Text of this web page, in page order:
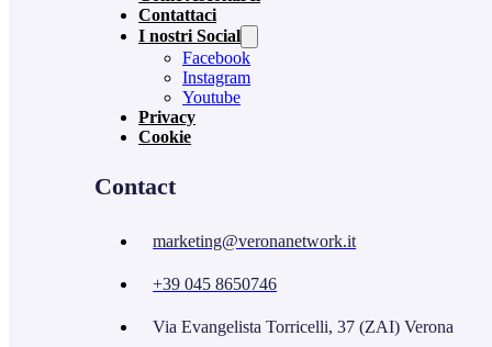
Contattaci
I nostri Social
Facebook
Instagram
Youtube
Privacy
Cookie
Contact
marketing@veronanetwork.it
+39 045 8650746
Via Evangelista Torricelli, 37 (ZAI) Verona